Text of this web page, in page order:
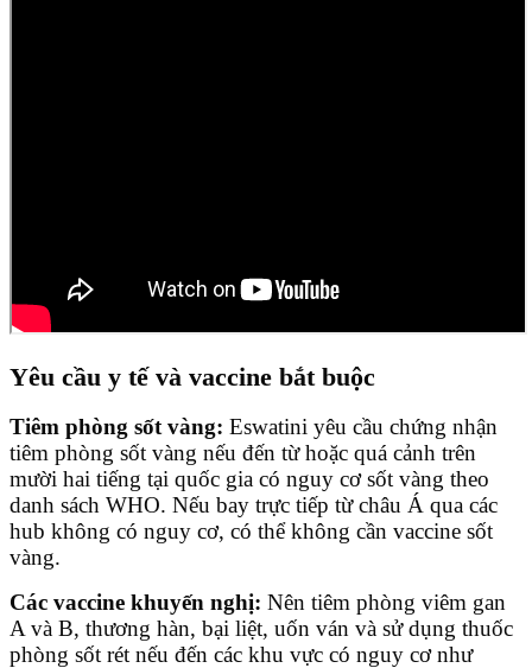
Yêu cầu y tế và vaccine bắt buộc
Tiêm phòng sốt vàng: Eswatini yêu cầu chứng nhận
tiêm phòng sốt vàng nếu đến từ hoặc quá cảnh trên
mười hai tiếng tại quốc gia có nguy cơ sốt vàng theo
danh sách WHO. Nếu bay trực tiếp từ châu Á qua các
hub không có nguy cơ, có thể không cần vaccine sốt
vàng.
Các vaccine khuyến nghị: Nên tiêm phòng viêm gan
A và B, thương hàn, bại liệt, uốn ván và sử dụng thuốc
phòng sốt rét nếu đến các khu vực có nguy cơ như